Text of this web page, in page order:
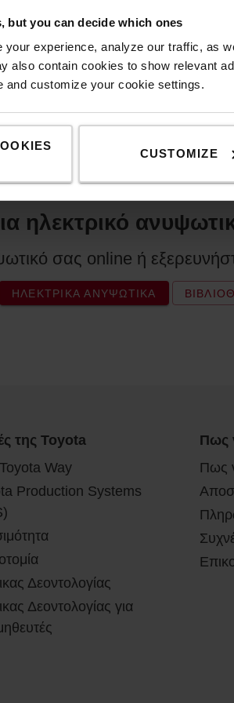
but you can decide which ones
your experience, analyze our traffic, as
also contain cookies to show relevant
and customize your cookie settings.
CUSTOMIZE
ηλεκτρικό
σας online ή
ΗΛΕΚΤΡΙΚΆ ΑΝΥΨΩΤΙΚΆ
της Toyota
Way
Production Systems
Δεοντολογίας
Δεοντολογίας για
Πως
Πως